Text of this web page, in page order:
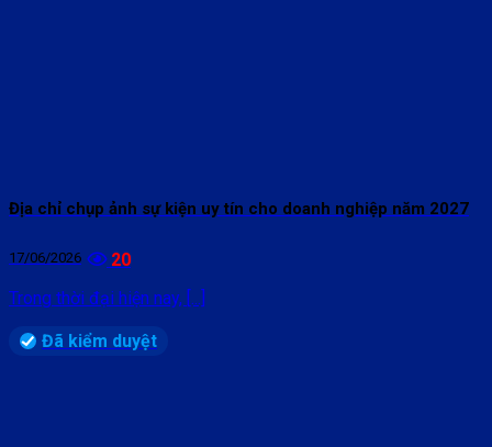
Địa chỉ chụp ảnh sự kiện uy tín cho doanh nghiệp năm 2027
17/06/2026
20
Trong thời đại hiện nay, [...]
Đã kiểm duyệt